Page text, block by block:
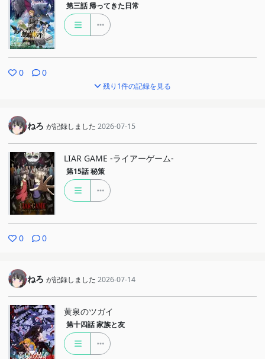
第三話 帰ってきた日常
0 0
残り1件の記録を見る
ねろ が記録しました 2026-07-15
LIAR GAME -ライアーゲーム-
第15話 秘策
0 0
ねろ が記録しました 2026-07-14
黄泉のツガイ
第十四話 家族と友